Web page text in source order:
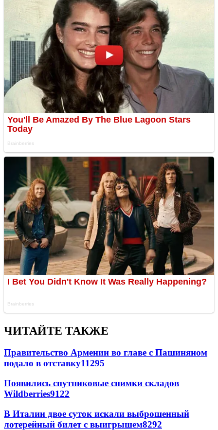
ЧИТАЙТЕ ТАКЖЕ
Правительство Армении во главе с Пашиняном
подало в отставку11295
Появились спутниковые снимки складов
Wildberries9122
В Италии двое суток искали выброшенный
лотерейный билет с выигрышем8292